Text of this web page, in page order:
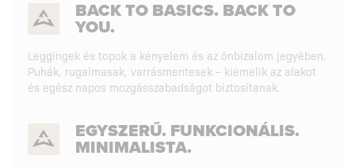
BACK TO BASICS. BACK TO
YOU.
Leggingek és topok a kényelem és az önbizalom jegyében.
Puhák, rugalmasak, varrásmentesek – kiemelik az alakot
és egész napos mozgásszabadságot biztosítanak.
EGYSZERŰ. FUNKCIONÁLIS.
MINIMALISTA.